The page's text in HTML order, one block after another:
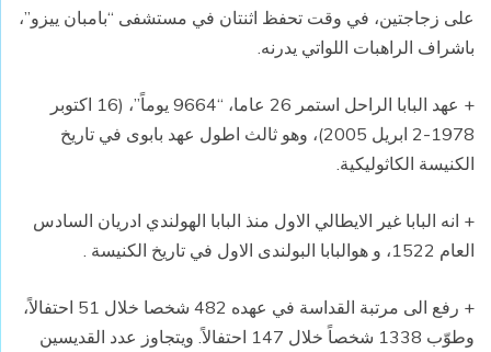
على زجاجتين، في وقت تحفظ اثنتان في مستشفى “بامبان ييزو”،
باشراف الراهبات اللواتي يدرنه.
+ عهد البابا الراحل استمر 26 عاما، “9664 يوماً”، (16 اكتوبر
1978-2 ابريل 2005)، وهو ثالث اطول عهد بابوى في تاريخ
الكنيسة الكاثوليكية.
+ انه البابا غير الايطالي الاول منذ البابا الهولندي ادريان السادس
العام 1522، و هوالبابا البولندى الاول في تاريخ الكنيسة .
+ رفع الى مرتبة القداسة في عهده 482 شخصا خلال 51 احتفالاً،
وطوّب 1338 شخصاً خلال 147 احتفالاً. ويتجاوز عدد القديسين